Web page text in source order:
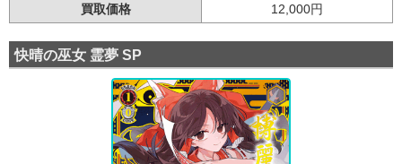
買取価格
12,000円
快晴の巫女 霊夢 SP